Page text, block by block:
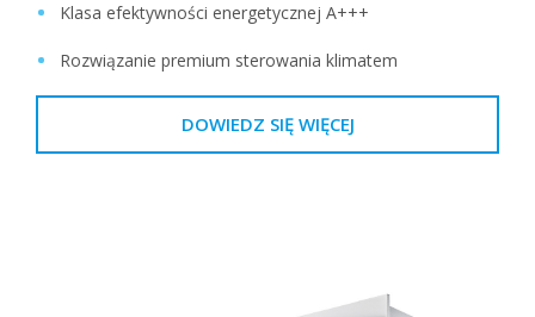
Klasa efektywności energetycznej A+++
Rozwiązanie premium sterowania klimatem
DOWIEDZ SIĘ WIĘCEJ